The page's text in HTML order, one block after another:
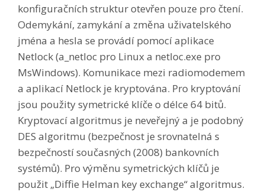
konfiguračních struktur otevřen pouze pro čtení.
Odemykání, zamykání a změna uživatelského
jména a hesla se provádí pomocí aplikace
Netlock (a_netloc pro Linux a netloc.exe pro
MsWindows). Komunikace mezi radiomodemem
a aplikací Netlock je kryptována. Pro kryptování
jsou použity symetrické klíče o délce 64 bitů.
Kryptovací algoritmus je neveřejný a je podobný
DES algoritmu (bezpečnost je srovnatelná s
bezpečností současných (2008) bankovních
systémů). Pro výměnu symetrických klíčů je
použit „Diffie Helman key exchange“ algoritmus.